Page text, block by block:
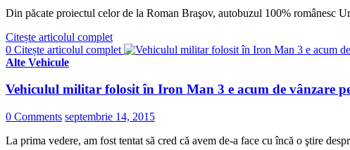
Din păcate proiectul celor de la Roman Braşov, autobuzul 100% românesc
Citește articolul complet
0 Citește articolul complet
Alte Vehicule
Vehiculul militar folosit în Iron Man 3 e acum de vânzare
0 Comments septembrie 14, 2015
La prima vedere, am fost tentat să cred că avem de-a face cu încă o ştire